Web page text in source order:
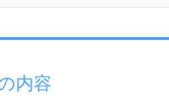
内容